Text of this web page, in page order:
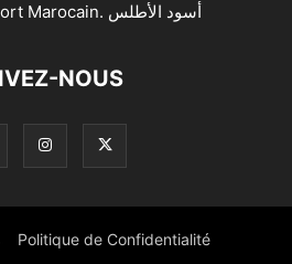
360° sur le sport Marocain. أسود الأطلس
NOUS
Politique de Confidentialité